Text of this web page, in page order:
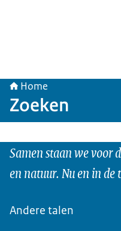
Home
Zoeken
Samen staan we voor
en natuur. Nu en in de
Andere talen